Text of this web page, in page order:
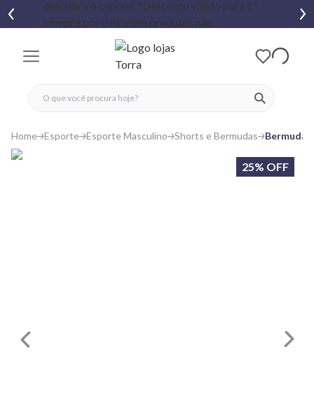
ver
fechar menu
fechar menu
favoritos
Home Esporte Esporte Masculino Shorts e Bermudas Bermuda
25% OFF